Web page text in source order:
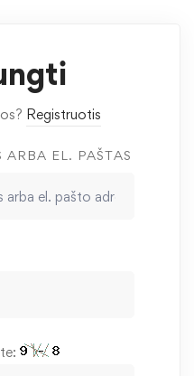
Registruotis
EL. PAŠTAS